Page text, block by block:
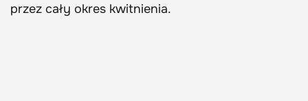
przez cały okres kwitnienia.